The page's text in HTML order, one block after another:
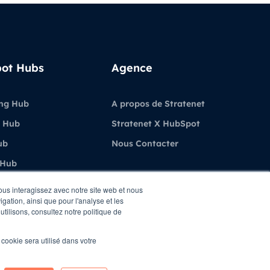
interagissez avec notre site web et nous
ainsi que pour l'analyse et les
consultez notre politique de
sera utilisé dans votre
Hubs
Hub
Hub
Agence
A propos de Stratenet
Stratenet X HubSpot
Nous Contacter